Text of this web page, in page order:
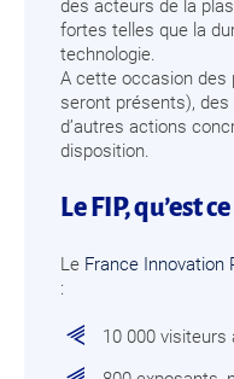
des acteurs de la
fortes telles que la
technologie.
A cette occasion des
seront présents),
d’autres actions
disposition.
Le FIP, qu’est
Le France Innovation
:
10 000